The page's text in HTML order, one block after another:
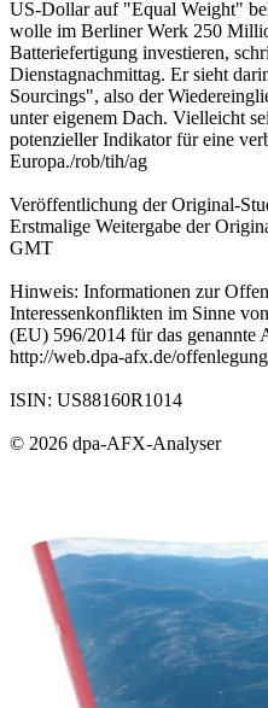
US-Dollar auf "Equal Weight"
wolle im Berliner Werk 250
Batteriefertigung investieren,
Dienstagnachmittag. Er sieht
Sourcings", also der
unter eigenem Dach. Vielleicht
potenzieller Indikator für eine
Europa./rob/tih/ag
Veröffentlichung der Original-
Erstmalige Weitergabe der
GMT
Hinweis: Informationen zur
Interessenkonflikten im Sinne
(EU) 596/2014 für das genannte
http://web.dpa-afx.de/
ISIN: US88160R1014
© 2026 dpa-AFX-Analyser